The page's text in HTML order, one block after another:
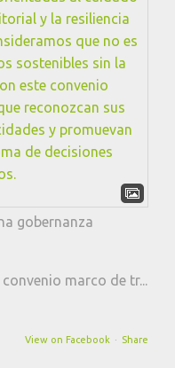
gobernanza
marco de tr...
View on Facebook · Share